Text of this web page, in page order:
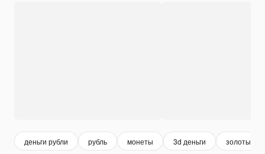
деньги рубли рубль монеты 3d деньги золотые